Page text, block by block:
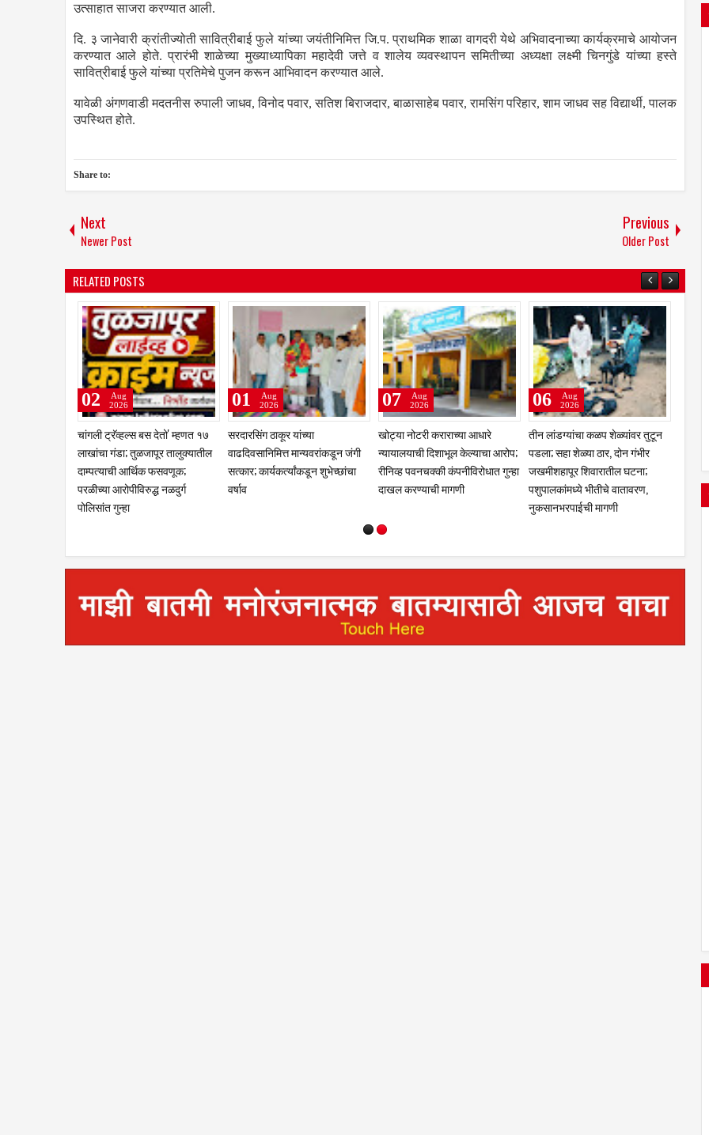
उत्साहात साजरा करण्यात आली.
दि. ३ जानेवारी क्रांतीज्योती सावित्रीबाई फुले यांच्या जयंतीनिमित्त जि.प. प्राथमिक शाळा वागदरी येथे अभिवादनाच्या कार्यक्रमाचे आयोजन
करण्यात आले होते. प्रारंभी शाळेच्या मुख्याध्यापिका महादेवी जत्ते व शालेय व्यवस्थापन समितीच्या अध्यक्षा लक्ष्मी चिनगुंडे यांच्या हस्ते
सावित्रीबाई फुले यांच्या प्रतिमेचे पुजन करून आभिवादन करण्यात आले.
यावेळी अंगणवाडी मदतनीस रुपाली जाधव, विनोद पवार, सतिश बिराजदार, बाळासाहेब पवार, रामसिंग परिहार, शाम जाधव सह विद्यार्थी, पालक
उपस्थित होते.
Share to:
Next
Newer Post
Previous
Older Post
RELATED POSTS
कर थकबाकीदारांना पालिकेचा अंतिम
इशारा; थकित कर न भरल्यास मालमत्ता
जप्तीची कारवाई ; शासकीय
कार्यालयांसह संस्थांकडे तब्बल ३२
लाखांची थकबाकी
05
Aug
2026
क्रीडा क्षेत्रात नळदुर्गची मान उंचावली;
विद्यापीठाकडून नऊ गुणवंत खेळाडू,
प्रशिक्षक व व्यवस्थापकांचा होणार
गौरव
03
Aug
2026
चांगली ट्रॅव्हल्स बस देतो' म्हणत १७
लाखांचा गंडा; तुळजापूर तालुक्यातील
दाम्पत्याची आर्थिक फसवणूक;
परळीच्या आरोपीविरुद्ध नळदुर्ग
02
Aug
2026
सरदारसिंग ठाकूर यांच्या
वाढदिवसानिमित्त मान्यवरांकडून जंगी
सत्कार; कार्यकर्त्यांकडून शुभेच्छांचा
वर्षाव
01
Aug
2026
दाखल